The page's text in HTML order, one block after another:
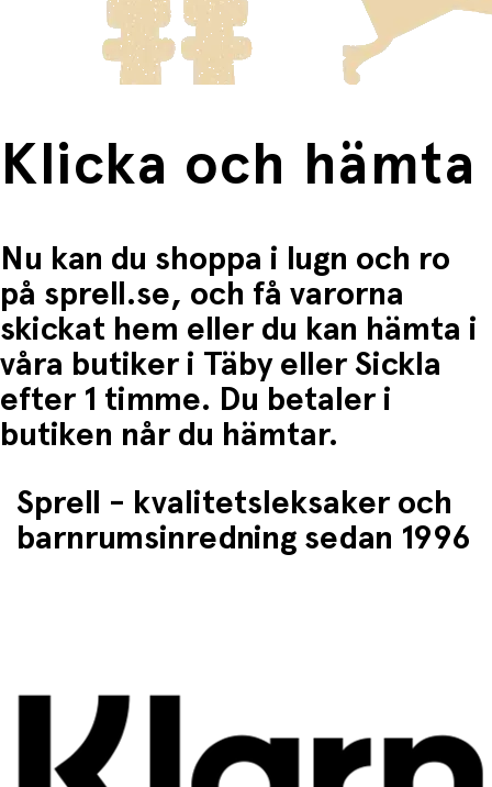
Fri frakt när du handlar för mer än 1500:-
Klicka och hämta
Nu kan du shoppa i lugn och ro
på sprell.se, och få varorna
skickat hem eller du kan hämta i
våra butiker i Täby eller Sickla
efter 1 timme. Du betaler i
butiken når du hämtar.
Sprell - kvalitetsleksaker och
barnrumsinredning sedan 1996